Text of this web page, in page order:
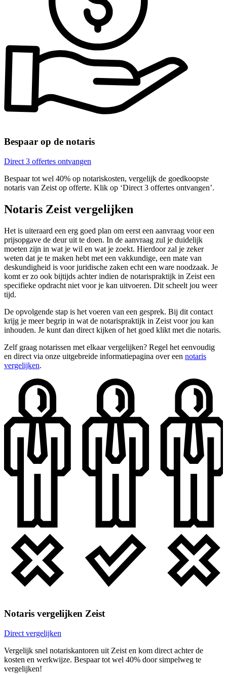
Bespaar op de notaris
Direct 3 offertes ontvangen
Bespaar tot wel 40% op notariskosten, vergelijk de goedkoopste
notaris van Zeist op offerte. Klik op ‘Direct 3 offertes ontvangen’.
Notaris Zeist vergelijken
Het is uiteraard een erg goed plan om eerst een aanvraag voor een
prijsopgave de deur uit te doen. In de aanvraag zul je duidelijk
moeten zijn in wat je wil en wat je zoekt. Hierdoor zal je zeker
weten dat je te maken hebt met een vakkundige, een mate van
deskundigheid is voor juridische zaken echt een ware noodzaak. Je
komt er zo ook bijtijds achter indien de notarispraktijk in Zeist een
specifieke opdracht niet voor je kan uitvoeren. Dit scheelt jou weer
tijd.
De opvolgende stap is het voeren van een gesprek. Bij dit contact
krijg je meer begrip in wat de notarispraktijk in Zeist voor jou kan
inhouden. Je kunt dan direct kijken of het goed klikt met die notaris.
Zelf graag notarissen met elkaar vergelijken? Regel het eenvoudig
en direct via onze uitgebreide informatiepagina over een notaris
vergelijken.
Notaris vergelijken Zeist
Direct vergelijken
Vergelijk snel notariskantoren uit Zeist en kom direct achter de
kosten en werkwijze. Bespaar tot wel 40% door simpelweg te
vergelijken!